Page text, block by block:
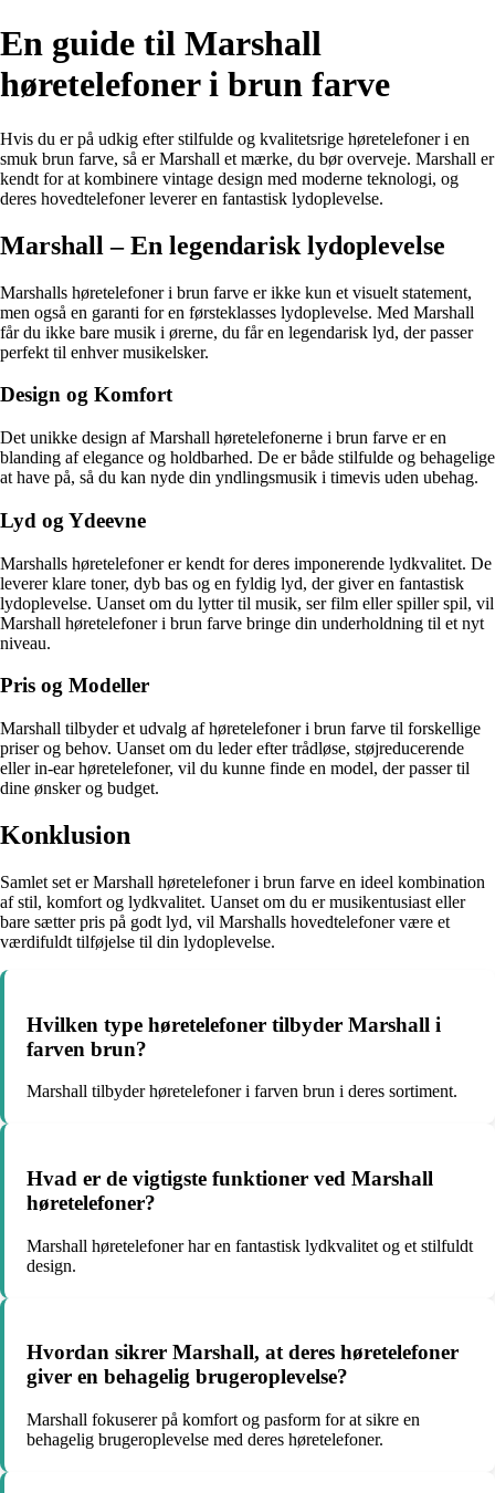
En guide til Marshall
høretelefoner i brun farve
Hvis du er på udkig efter stilfulde og kvalitetsrige høretelefoner i en
smuk brun farve, så er Marshall et mærke, du bør overveje. Marshall er
kendt for at kombinere vintage design med moderne teknologi, og
deres hovedtelefoner leverer en fantastisk lydoplevelse.
Marshall – En legendarisk lydoplevelse
Marshalls høretelefoner i brun farve er ikke kun et visuelt statement,
men også en garanti for en førsteklasses lydoplevelse. Med Marshall
får du ikke bare musik i ørerne, du får en legendarisk lyd, der passer
perfekt til enhver musikelsker.
Design og Komfort
Det unikke design af Marshall høretelefonerne i brun farve er en
blanding af elegance og holdbarhed. De er både stilfulde og behagelige
at have på, så du kan nyde din yndlingsmusik i timevis uden ubehag.
Lyd og Ydeevne
Marshalls høretelefoner er kendt for deres imponerende lydkvalitet. De
leverer klare toner, dyb bas og en fyldig lyd, der giver en fantastisk
lydoplevelse. Uanset om du lytter til musik, ser film eller spiller spil, vil
Marshall høretelefoner i brun farve bringe din underholdning til et nyt
niveau.
Pris og Modeller
Marshall tilbyder et udvalg af høretelefoner i brun farve til forskellige
priser og behov. Uanset om du leder efter trådløse, støjreducerende
eller in-ear høretelefoner, vil du kunne finde en model, der passer til
dine ønsker og budget.
Konklusion
Samlet set er Marshall høretelefoner i brun farve en ideel kombination
af stil, komfort og lydkvalitet. Uanset om du er musikentusiast eller
bare sætter pris på godt lyd, vil Marshalls hovedtelefoner være et
værdifuldt tilføjelse til din lydoplevelse.
Hvilken type høretelefoner tilbyder Marshall i
farven brun?
Marshall tilbyder høretelefoner i farven brun i deres sortiment.
Hvad er de vigtigste funktioner ved Marshall
høretelefoner?
Marshall høretelefoner har en fantastisk lydkvalitet og et stilfuldt
design.
Hvordan sikrer Marshall, at deres høretelefoner
giver en behagelig brugeroplevelse?
Marshall fokuserer på komfort og pasform for at sikre en
behagelig brugeroplevelse med deres høretelefoner.